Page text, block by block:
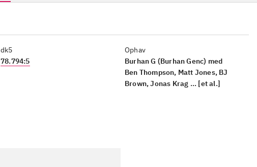
dk5
78.794:5
Ophav
Burhan G (Burhan Genc) med
Ben Thompson, Matt Jones, BJ
Brown, Jonas Krag ... [et al.]